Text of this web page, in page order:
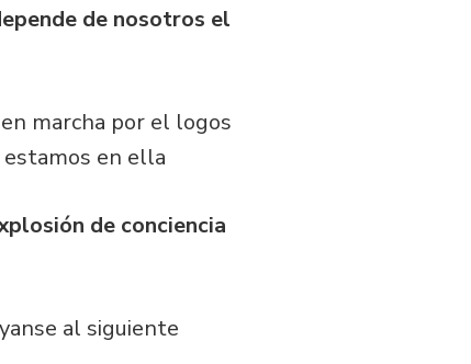
de nosotros el
marcha por el logos
en ella
de conciencia
al siguiente